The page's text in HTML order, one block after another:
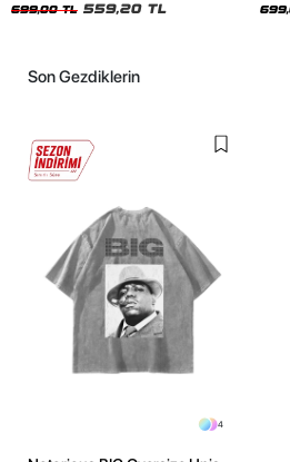
Tshirt
699,00 TL 559,20 TL
Son Gezdiklerin
4